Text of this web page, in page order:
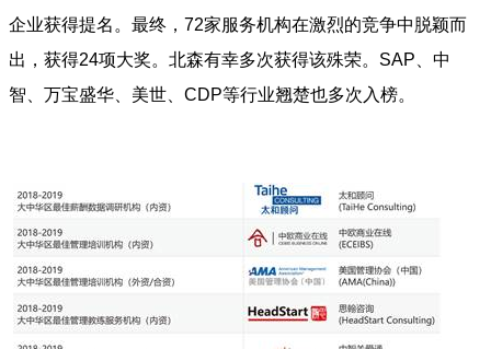
企业获得提名。最终，72家服务机构在激烈的竞争中脱颖而
出，获得24项大奖。北森有幸多次获得该殊荣。SAP、中
智、万宝盛华、美世、CDP等行业翘楚也多次入榜。